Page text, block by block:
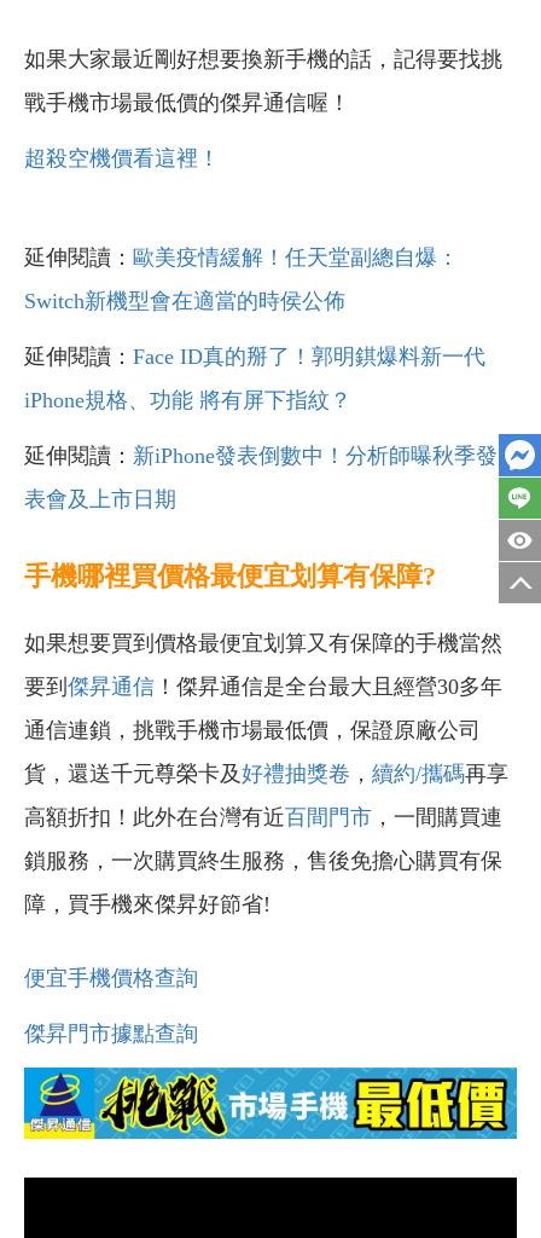
如果大家最近剛好想要換新手機的話，記得要找挑
戰手機市場最低價的傑昇通信喔！
超殺空機價看這裡！
延伸閱讀： 歐美疫情緩解！任天堂副總自爆：
Switch新機型會在適當的時侯公佈
延伸閱讀： Face ID真的掰了！郭明錤爆料新一代
iPhone規格、功能 將有屏下指紋？
延伸閱讀： 新iPhone發表倒數中！分析師曝秋季發
表會及上市日期
手機哪裡買價格最便宜划算有保障?
如果想要買到價格最便宜划算又有保障的手機當然
要到 傑昇通信 ！傑昇通信是全台最大且經營30多年
通信連鎖，挑戰手機市場最低價，保證原廠公司
貨，還送千元尊榮卡及好禮抽獎卷 ， 續約/攜碼再享
高額折扣！此外在台灣有近百間門市 ，一間購買連
鎖服務，一次購買終生服務，售後免擔心購買有保
障，買手機來傑昇好節省!
便宜手機價格查詢
傑昇門市據點查詢